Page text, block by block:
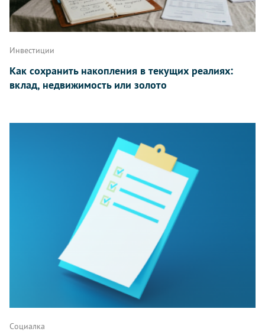
Инвестиции
Как сохранить накопления в текущих реалиях:
вклад, недвижимость или золото
Социалка